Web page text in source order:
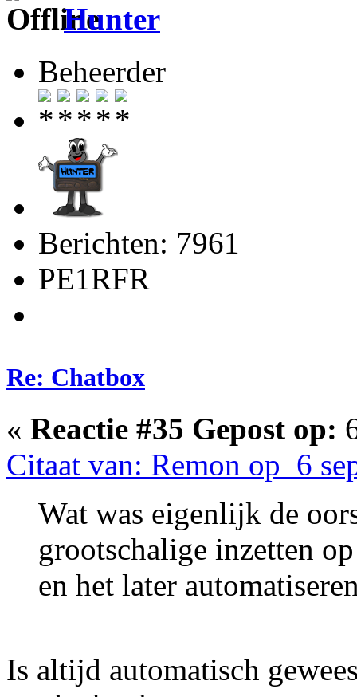
Hunter
Beheerder
Berichten: 7961
PE1RFR
Re: Chatbox
« Reactie #35 Gepost op:
Citaat van: Remon op 6
Wat was eigenlijk de
grootschalige inzetten
en het later
Is altijd automatisch